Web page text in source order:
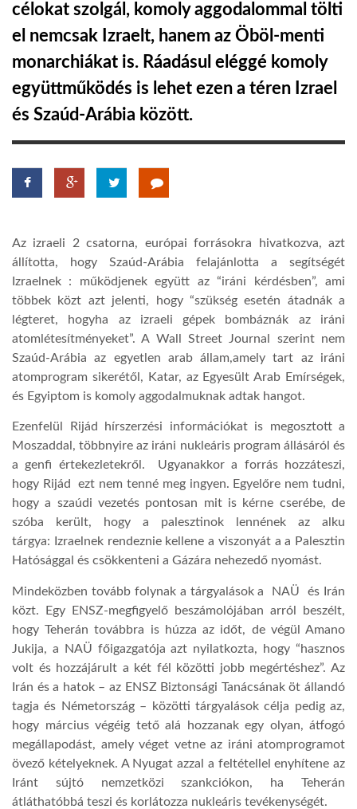
HÍR3D
TROPICALMAGAZIN
GLOBOTV
AFRIKA TUDÁSTÁR
A NAP SZÉPE
LINKTR.EE
GLOBOZSARU
DOBRAVERO.HU
LATIMO.HU
GLOBOBOOK
célokat szolgál, komoly aggodalommal tölti
el nemcsak Izraelt, hanem az Öböl-menti
monarchiákat is. Ráadásul eléggé komoly
együttműködés is lehet ezen a téren Izrael
és Szaúd-Arábia között.
Az izraeli 2 csatorna, európai forrásokra hivatkozva, azt
állította, hogy Szaúd-Arábia felajánlotta a segítségét
Izraelnek : működjenek együtt az “iráni kérdésben”, ami
többek közt azt jelenti, hogy “szükség esetén átadnák a
légteret, hogyha az izraeli gépek bombáznák az iráni
atomlétesítményeket”. A Wall Street Journal szerint nem
Szaúd-Arábia az egyetlen arab állam,amely tart az iráni
atomprogram sikerétől, Katar, az Egyesült Arab Emírségek,
és Egyiptom is komoly aggodalmuknak adtak hangot.
Ezenfelül Rijád hírszerzési információkat is megosztott a
Moszaddal, többnyire az iráni nukleáris program állásáról és
a genfi értekezletekről. Ugyanakkor a forrás hozzáteszi,
hogy Rijád ezt nem tenné meg ingyen. Egyelőre nem tudni,
hogy a szaúdi vezetés pontosan mit is kérne cserébe, de
szóba került, hogy a palesztinok lennének az alku
tárgya: Izraelnek rendeznie kellene a viszonyát a a Palesztin
Hatósággal és csökkenteni a Gázára nehezedő nyomást.
Mindeközben tovább folynak a tárgyalások a NAÜ és Irán
közt. Egy ENSZ-megfigyelő beszámolójában arról beszélt,
hogy Teherán továbbra is húzza az időt, de végül Amano
Jukija, a NAÜ főigazgatója azt nyilatkozta, hogy “hasznos
volt és hozzájárult a két fél közötti jobb megértéshez”. Az
Irán és a hatok – az ENSZ Biztonsági Tanácsának öt állandó
tagja és Németország – közötti tárgyalások célja pedig az,
hogy március végéig tető alá hozzanak egy olyan, átfogó
megállapodást, amely véget vetne az iráni atomprogramot
övező kételyeknek. A Nyugat azzal a feltétellel enyhítene az
Iránt sújtó nemzetközi szankciókon, ha Teherán
átláthatóbbá teszi és korlátozza nukleáris tevékenységét.